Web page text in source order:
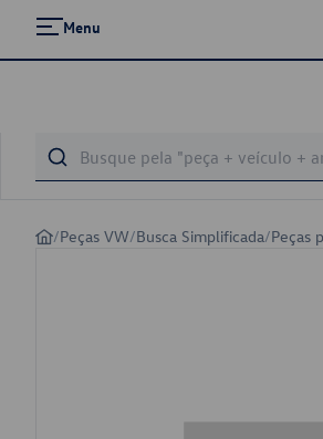
Menu
/Peças VW/Busca Simplificada/Peças